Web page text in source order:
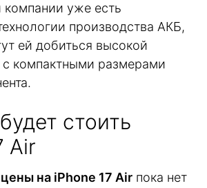
уже есть
производства АКБ,
ей добиться высокой
с компактными размерами
стоить
Air
цены на iPhone 17 Air пока нет